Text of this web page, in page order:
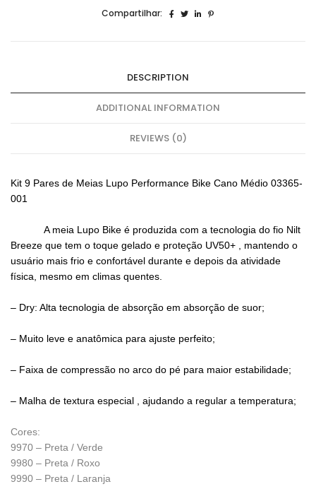
quantidade
Compartilhar:
DESCRIPTION
ADDITIONAL INFORMATION
REVIEWS (0)
Kit 9 Pares de Meias Lupo Performance Bike Cano Médio 03365-
001
A meia Lupo Bike é produzida com a tecnologia do fio Nilt
Breeze que tem o toque gelado e proteção UV50+ , mantendo o
usuário mais frio e confortável durante e depois da atividade
física, mesmo em climas quentes.
– Dry: Alta tecnologia de absorção em absorção de suor;
– Muito leve e anatômica para ajuste perfeito;
– Faixa de compressão no arco do pé para maior estabilidade;
– Malha de textura especial , ajudando a regular a temperatura;
Cores:
9970 – Preta / Verde
9980 – Preta / Roxo
9990 – Preta / Laranja